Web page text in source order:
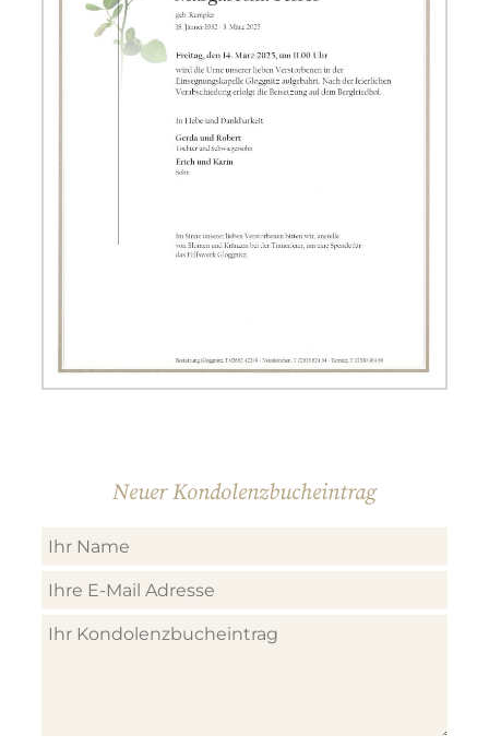
Neuer Kondolenzbucheintrag